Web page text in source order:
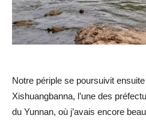
Notre périple se poursuivit
Xishuangbanna, l’une des
du Yunnan, où j’avais encore